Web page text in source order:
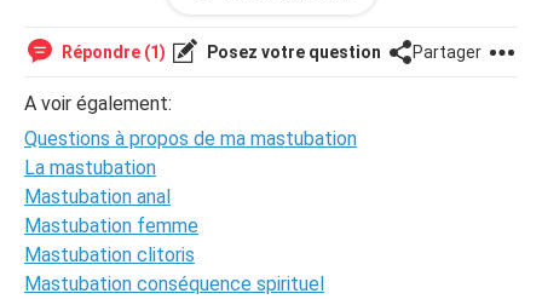
Répondre (1) Posez votre question Partager
A voir également:
Questions à propos de ma mastubation
La mastubation
Mastubation anal
Mastubation femme
Mastubation clitoris
Mastubation conséquence spirituel